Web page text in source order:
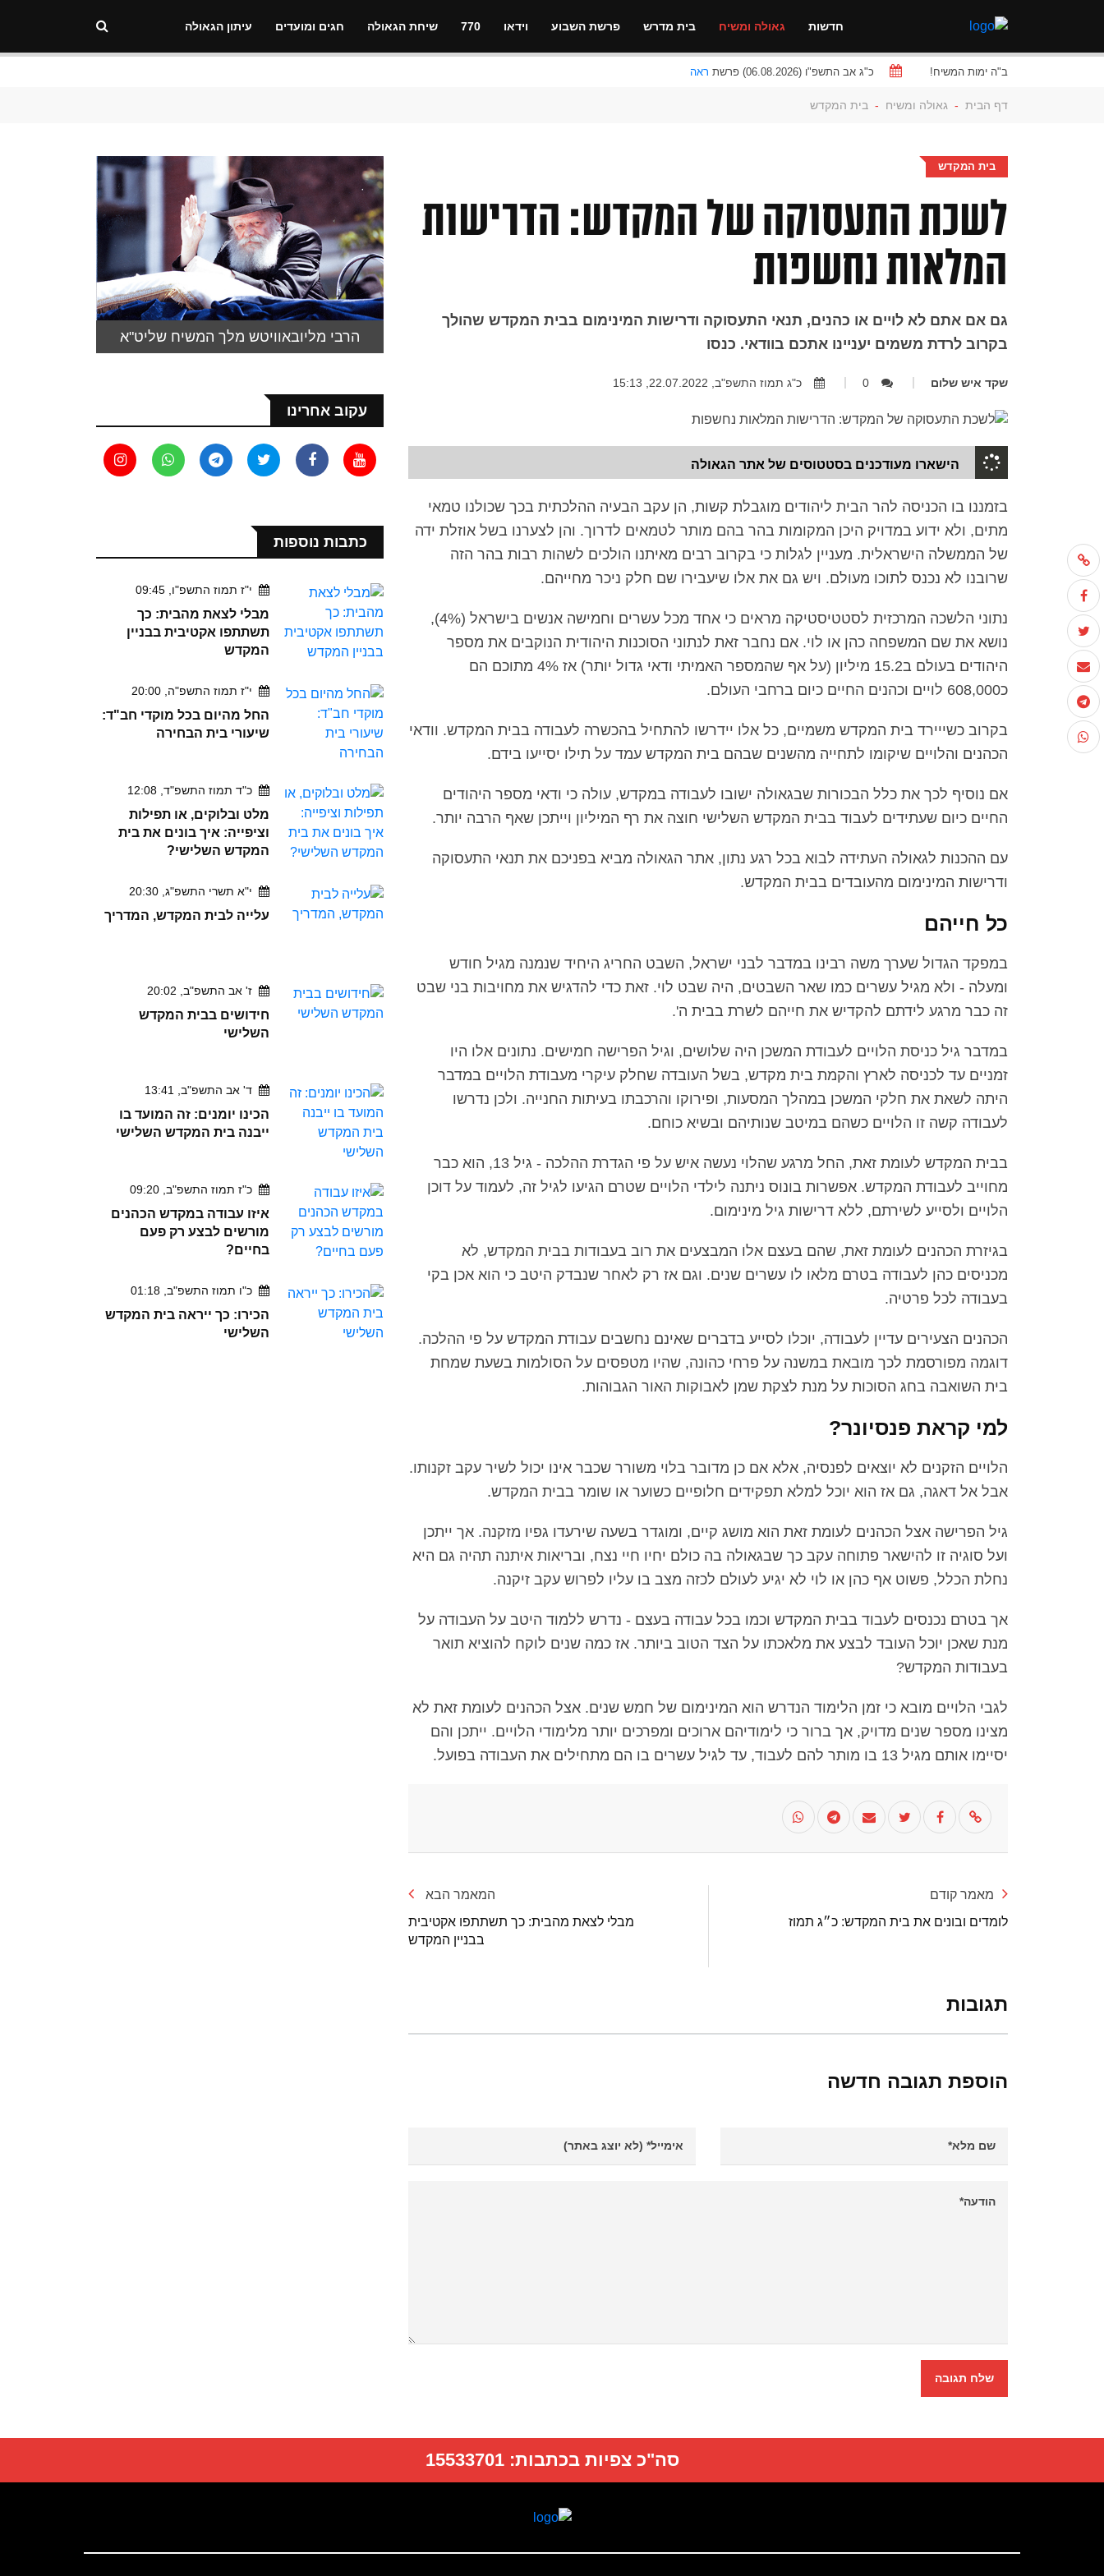
חדשות גאולה ומשיח בית מדרש פרשת השבוע וידאו 770 שיחת הגאולה חגים ומועדים עיתון הגאולה
ב"ה ימות המשיח! כ"ג אב התשפ"ו (06.08.2026) פרשת ראה
דף הבית - גאולה ומשיח - בית המקדש
בית המקדש
לשכת התעסוקה של המקדש: הדרישות
המלאות נחשפות
גם אם אתם לא לויים או כהנים, תנאי התעסוקה ודרישות המינימום בבית המקדש שהולך
בקרוב לרדת משמים יעניינו אתכם בוודאי. כנסו
שקד איש שלום 0 כ"ג תמוז התשפ"ב, 22.07.2022, 15:13
הישארו מעודכנים בסטטוסים של אתר הגאולה
בזמננו בו הכניסה להר הבית ליהודים מוגבלת קשות, הן עקב הבעיה ההלכתית בכך שכולנו טמאי
מתים, ולא ידוע במדויק היכן המקומות בהר בהם מותר לטמאים לדרוך. והן לצערנו בשל אוזלת ידה
של הממשלה הישראלית. מעניין לגלות כי בקרוב רבים מאיתנו הולכים לשהות רבות בהר הזה
שרובנו לא נכנס לתוכו מעולם. ויש גם את אלו שיעבירו שם חלק ניכר מחייהם.
נתוני הלשכה המרכזית לסטטיסטיקה מראים כי אחד מכל עשרים וחמישה אנשים בישראל (4%),
נושא את שם המשפחה כהן או לוי. אם נחבר זאת לנתוני הסוכנות היהודית הנוקבים את מספר
היהודים בעולם ב15.2 מיליון (על אף שהמספר האמיתי ודאי גדול יותר) אז 4% מתוכם הם
כ608,000 לויים וכהנים החיים כיום ברחבי העולם.
בקרוב כשייירד בית המקדש משמיים, כל אלו יידרשו להתחיל בהכשרה לעבודה בבית המקדש. וודאי
הכהנים והלויים שיקומו לתחייה מהשנים שבהם בית המקדש עמד על תילו יסייעו בידם.
אם נוסיף לכך את כלל הבכורות שבגאולה ישובו לעבודה במקדש, עולה כי ודאי מספר היהודים
החיים כיום שעתידים לעבוד בבית המקדש השלישי חוצה את רף המיליון וייתכן שאף הרבה יותר.
עם ההכנות לגאולה העתידה לבוא בכל רגע נתון, אתר הגאולה מביא בפניכם את תנאי התעסוקה
ודרישות המינימום מהעובדים בבית המקדש.
כל חייהם
במפקד הגדול שערך משה רבינו במדבר לבני ישראל, השבט החריג היחיד שנמנה מגיל חודש
ומעלה - ולא מגיל עשרים כמו שאר השבטים, היה שבט לוי. זאת כדי להדגיש את מחויבות בני שבט
זה כבר מרגע לידתם להקדיש את חייהם לשרת בבית ה'.
במדבר גיל כניסת הלויים לעבודת המשכן היה שלושים, וגיל הפרישה חמישים. נתונים אלו היו
זמניים עד לכניסה לארץ והקמת בית מקדש, בשל העובדה שחלק עיקרי מעבודת הלויים במדבר
היתה לשאת את חלקי המשכן במהלך המסעות, ופירוקו והרכבתו בעיתות החנייה. ולכן נדרשו
לעבודה קשה זו הלויים כשהם במיטב שנותיהם ובשיא כוחם.
בבית המקדש לעומת זאת, החל מרגע שהלוי נעשה איש על פי הגדרת ההלכה - גיל 13, הוא כבר
מחוייב לעבודת המקדש. אפשרות בונוס ניתנה לילדי הלויים שטרם הגיעו לגיל זה, לעמוד על דוכן
הלויים ולסייע לשירתם, ללא דרישות גיל מינימום.
בגיזרת הכהנים לעומת זאת, שהם בעצם אלו המבצעים את רוב בעבודות בבית המקדש, לא
מכניסים כהן לעבודה בטרם מלאו לו עשרים שנים. וגם אז רק לאחר שנבדק היטב כי הוא אכן בקי
בעבודה לכל פרטיה.
הכהנים הצעירים עדיין לעבודה, יוכלו לסייע בדברים שאינם נחשבים עבודת המקדש על פי ההלכה.
דוגמה מפורסמת לכך מובאת במשנה על פרחי כהונה, שהיו מטפסים על הסולמות בשעת שמחת
בית השואבה בחג הסוכות על מנת לצקת שמן לאבוקות האור הגבוהות.
למי קראת פנסיונר?
הלויים הזקנים לא יוצאים לפנסיה, אלא אם כן מדובר בלוי משורר שכבר אינו יכול לשיר עקב זקנותו.
אבל אל דאגה, גם אז הוא יוכל למלא תפקידים חלופיים כשוער או שומר בבית המקדש.
גיל הפרישה אצל הכהנים לעומת זאת הוא מושג קיים, ומוגדר בשעה שירעדו גפיו מזקנה. אך ייתכן
ועל סוגיה זו להישאר פתוחה עקב כך שבגאולה בה כולם יחיו חיי נצח, ובריאות איתנה תהיה גם היא
נחלת הכלל, פשוט אף כהן או לוי לא יגיע לעולם לכזה מצב בו עליו לפרוש עקב זיקנה.
אך בטרם נכנסים לעבוד בבית המקדש וכמו בכל עבודה בעצם - נדרש ללמוד היטב על העבודה על
מנת שאכן יוכל העובד לבצע את מלאכתו על הצד הטוב ביותר. אז כמה שנים לוקח להוציא תואר
בעבודות המקדש?
לגבי הלויים מובא כי זמן הלימוד הנדרש הוא המינימום של חמש שנים. אצל הכהנים לעומת זאת לא
מצינו מספר שנים מדויק, אך ברור כי לימודיהם ארוכים ומפרכים יותר מלימודי הלויים. ייתכן והם
יסיימו אותם מגיל 13 בו מותר להם לעבוד, עד לגיל עשרים בו הם מתחילים את העבודה בפועל.
מאמר קודם
לומדים ובונים את בית המקדש: כ״ג תמוז
המאמר הבא
מבלי לצאת מהבית: כך תשתתפו אקטיבית
בבניין המקדש
תגובות
הוספת תגובה חדשה
הרבי מליובאוויטש מלך המשיח שליט"א
עקוב אחרינו
כתבות נוספות
י"ז תמוז התשפ"ו, 09:45
מבלי לצאת מהבית: כך
תשתתפו אקטיבית בבניין
המקדש
י"ז תמוז התשפ"ה, 20:00
החל מהיום בכל מוקדי חב"ד:
שיעורי בית הבחירה
כ"ד תמוז התשפ"ד, 12:08
מלט ובלוקים, או תפילות
וציפייה: איך בונים את בית
המקדש השלישי?
י"א תשרי התשפ"ג, 20:30
עלייה לבית המקדש, המדריך
ז' אב התשפ"ב, 20:02
חידושים בבית המקדש
השלישי
ד' אב התשפ"ב, 13:41
הכינו יומנים: זה המועד בו
ייבנה בית המקדש השלישי
כ"ז תמוז התשפ"ב, 09:20
איזו עבודה במקדש הכהנים
מורשים לבצע רק פעם
בחיים?
כ"ו תמוז התשפ"ב, 01:18
הכירו: כך ייראה בית המקדש
השלישי
סה"כ צפיות בכתבות:15533701